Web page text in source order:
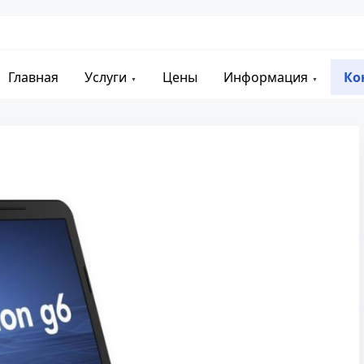
Главная Услуги Цены Информация